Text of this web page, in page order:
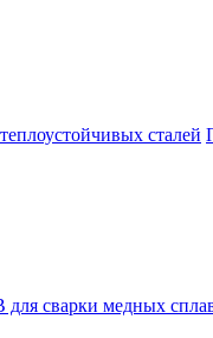
сталей
сварки медных